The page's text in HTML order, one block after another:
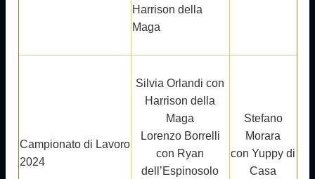
Harrison della
Maga
Campionato di Lavoro
2024
Silvia Orlandi con
Harrison della
Maga
Lorenzo Borrelli
con Ryan
dell’Espinosolo
Stefano
Morara
con Yuppy di
Casa